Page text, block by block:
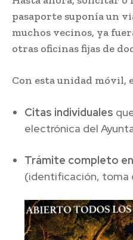
pasaporte suponía un
muchos vecinos, ya
otras oficinas fijas de
Con esta unidad móvil,
Citas individuales
electrónica del
Trámite completo
(identificación, toma